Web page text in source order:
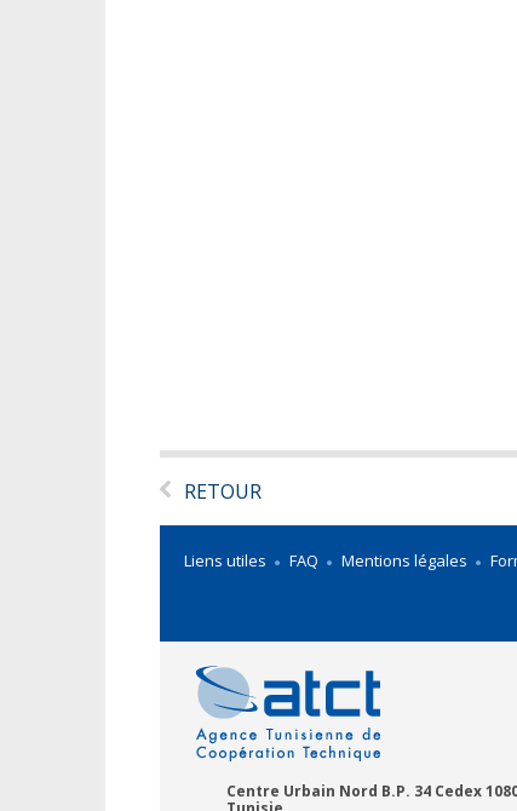
RETOUR
Liens utiles FAQ Mentions légales
Centre Urbain Nord B.P. 34 Cedex